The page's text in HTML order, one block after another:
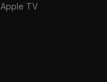
Apple TV